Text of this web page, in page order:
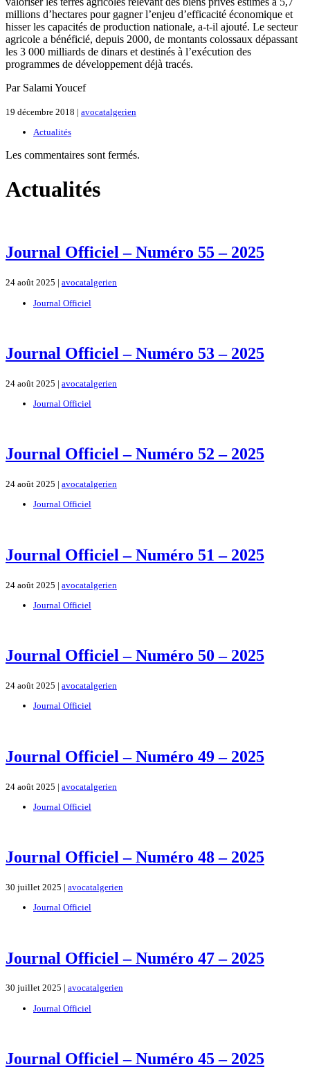
millions d’hectares pour gagner l’enjeu d’efficacité économique et
hisser les capacités de production nationale, a-t-il ajouté. Le secteur
agricole a bénéficié, depuis 2000, de montants colossaux dépassant
les 3 000 milliards de dinars et destinés à l’exécution des
programmes de développement déjà tracés.
Par Salami Youcef
19 décembre 2018 | avocatalgerien
Actualités
Les commentaires sont fermés.
Actualités
Journal Officiel – Numéro 55 – 2025
24 août 2025 | avocatalgerien
Journal Officiel
Journal Officiel – Numéro 53 – 2025
24 août 2025 | avocatalgerien
Journal Officiel
Journal Officiel – Numéro 52 – 2025
24 août 2025 | avocatalgerien
Journal Officiel
Journal Officiel – Numéro 51 – 2025
24 août 2025 | avocatalgerien
Journal Officiel
Journal Officiel – Numéro 50 – 2025
24 août 2025 | avocatalgerien
Journal Officiel
Journal Officiel – Numéro 49 – 2025
24 août 2025 | avocatalgerien
Journal Officiel
Journal Officiel – Numéro 48 – 2025
30 juillet 2025 | avocatalgerien
Journal Officiel
Journal Officiel – Numéro 47 – 2025
30 juillet 2025 | avocatalgerien
Journal Officiel
Journal Officiel – Numéro 45 – 2025